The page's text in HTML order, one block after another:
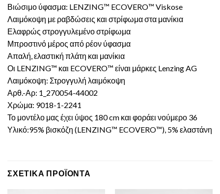
Βιώσιμο ύφασμα: LENZING™ ECOVERO™ Viskose
Λαιμόκοψη με ραβδώσεις και στρίφωμα στα μανίκια
Ελαφρώς στρογγυλεμένο στρίφωμα
Μπροστινό μέρος από ρέον ύφασμα
Απαλή, ελαστική πλάτη και μανίκια
Οι LENZING™ και ECOVERO™ είναι μάρκες Lenzing AG
Λαιμόκοψη: Στρογγυλή λαιμόκοψη
Αρθ.-Αρ: 1_270054-44002
Χρώμα: 9018-1-2241
Το μοντέλο μας έχει ύψος 180 cm και φοράει νούμερο 36
Υλικό:95% βισκόζη (LENZING™ ECOVERO™), 5% ελαστάνη
ΣΧΕΤΙΚΆ ΠΡΟΪΌΝΤΑ